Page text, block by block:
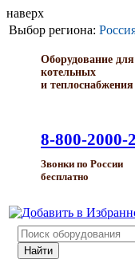
наверх
Выбор региона:
Оборудование для
котельных
и теплоснабжения
8-800-2000-
Звонки по России
бесплатно